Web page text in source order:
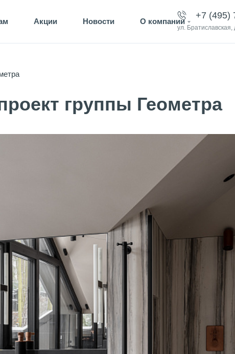
Акции Новости О компании
+7 (495)
ул. Братиславская,
группы Геометра